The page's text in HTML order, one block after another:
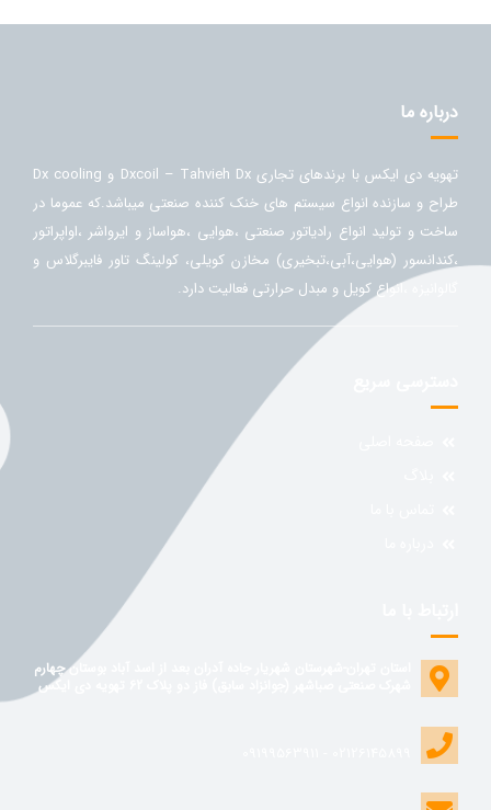
درباره ما
تهویه دی ایکس با برندهای تجاری Dxcoil – Tahvieh Dx و Dx cooling
طراح و سازنده انواع سیستم های خنک کننده صنعتی میباشد.که عموما در
ساخت و تولید انواع رادیاتور صنعتی ،هوایی ،هواساز و ایرواشر ،اواپراتور
،کندانسور (هوایی،آبی،تبخیری) مخازن کویلی، کولینگ تاور فایبرگلاس و
گالوانیزه ،انواع کویل و مبدل حرارتی فعالیت دارد.
استان تهران-شهرستان شهریار جاده آدران بعد از اسد آباد بوستان چهارم